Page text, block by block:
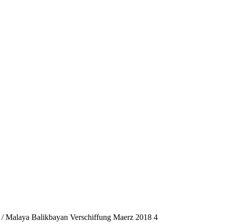
/ Malaya Balikbayan Verschiffung Maerz 2018 4